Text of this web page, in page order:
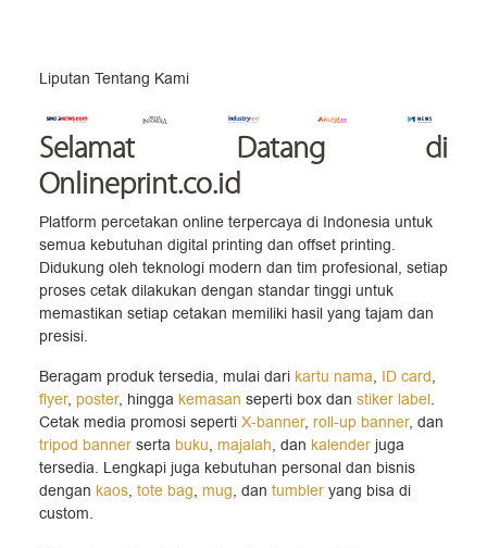
Liputan Tentang Kami
Selamat Datang di
Onlineprint.co.id
Platform percetakan online terpercaya di Indonesia untuk
semua kebutuhan digital printing dan offset printing.
Didukung oleh teknologi modern dan tim profesional, setiap
proses cetak dilakukan dengan standar tinggi untuk
memastikan setiap cetakan memiliki hasil yang tajam dan
presisi.
Beragam produk tersedia, mulai dari kartu nama, ID card,
flyer, poster, hingga kemasan seperti box dan stiker label.
Cetak media promosi seperti X-banner, roll-up banner, dan
tripod banner serta buku, majalah, dan kalender juga
tersedia. Lengkapi juga kebutuhan personal dan bisnis
dengan kaos, tote bag, mug, dan tumbler yang bisa di
custom.